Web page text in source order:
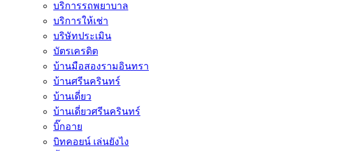
บริการรถพยาบาล
บริการให้เช่า
บริษัทประเมิน
บัตรเครดิต
บ้านมือสองรามอินทรา
บ้านศรีนครินทร์
บ้านเดี่ยว
บ้านเดี่ยวศรีนครินทร์
บิ๊กอาย
บิทคอยน์ เล่นยังไง